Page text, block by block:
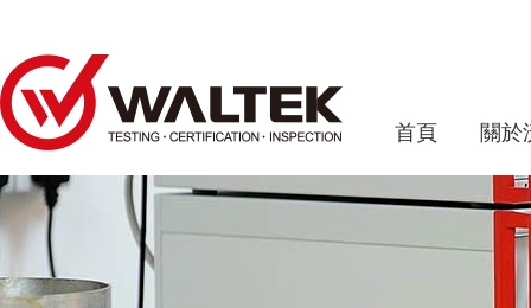
首頁 關於